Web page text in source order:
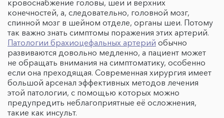
кровоснабжение головы, шеи и верхних
конечностей, а, следовательно, головной мозг,
спинной мозг в шейном отделе, органы шеи. Потому
так важно знать симптомы поражения этих артерий.
Патологии брахиоцефальных артерий обычно
развиваются довольно медленно, а пациент может
не обращать внимания на симптоматику, особенно
если она преходящая. Современная хирургия имеет
большой арсенал эффективных методов лечения
этой патологии, с помощью которых можно
предупредить неблагоприятные её осложнения,
такие как инсульт.